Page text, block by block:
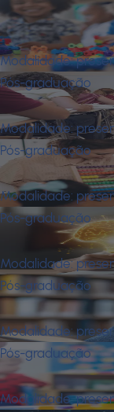
Espectro
Modalidade:
Pós-graduação
Modalidade:
Pós-graduação
Modalidade:
Pós-graduação
Modalidade:
Pós-graduação
Modalidade:
Pós-graduação
Modalidade: